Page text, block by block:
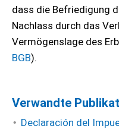
dass die Befriedigung
Nachlass durch das
Vermögenslage des
BGB).
Verwandte
Declaración del